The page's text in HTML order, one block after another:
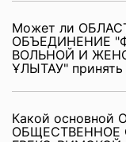
Может ли
ОБЪЕДИНЕНИЕ
ВОЛЬНОЙ И
ҰЛЫТАУ" принять
Какой
ОБЩЕСТВЕННОЕ